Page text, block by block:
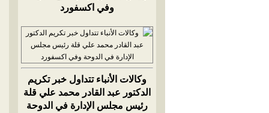
وفي اكسفورد
وكالات الأنباء تتداول خبر تكريم
الدكتور عبد القادر محمد علي قلة
رئيس مجلس الإدارة في الدوحة